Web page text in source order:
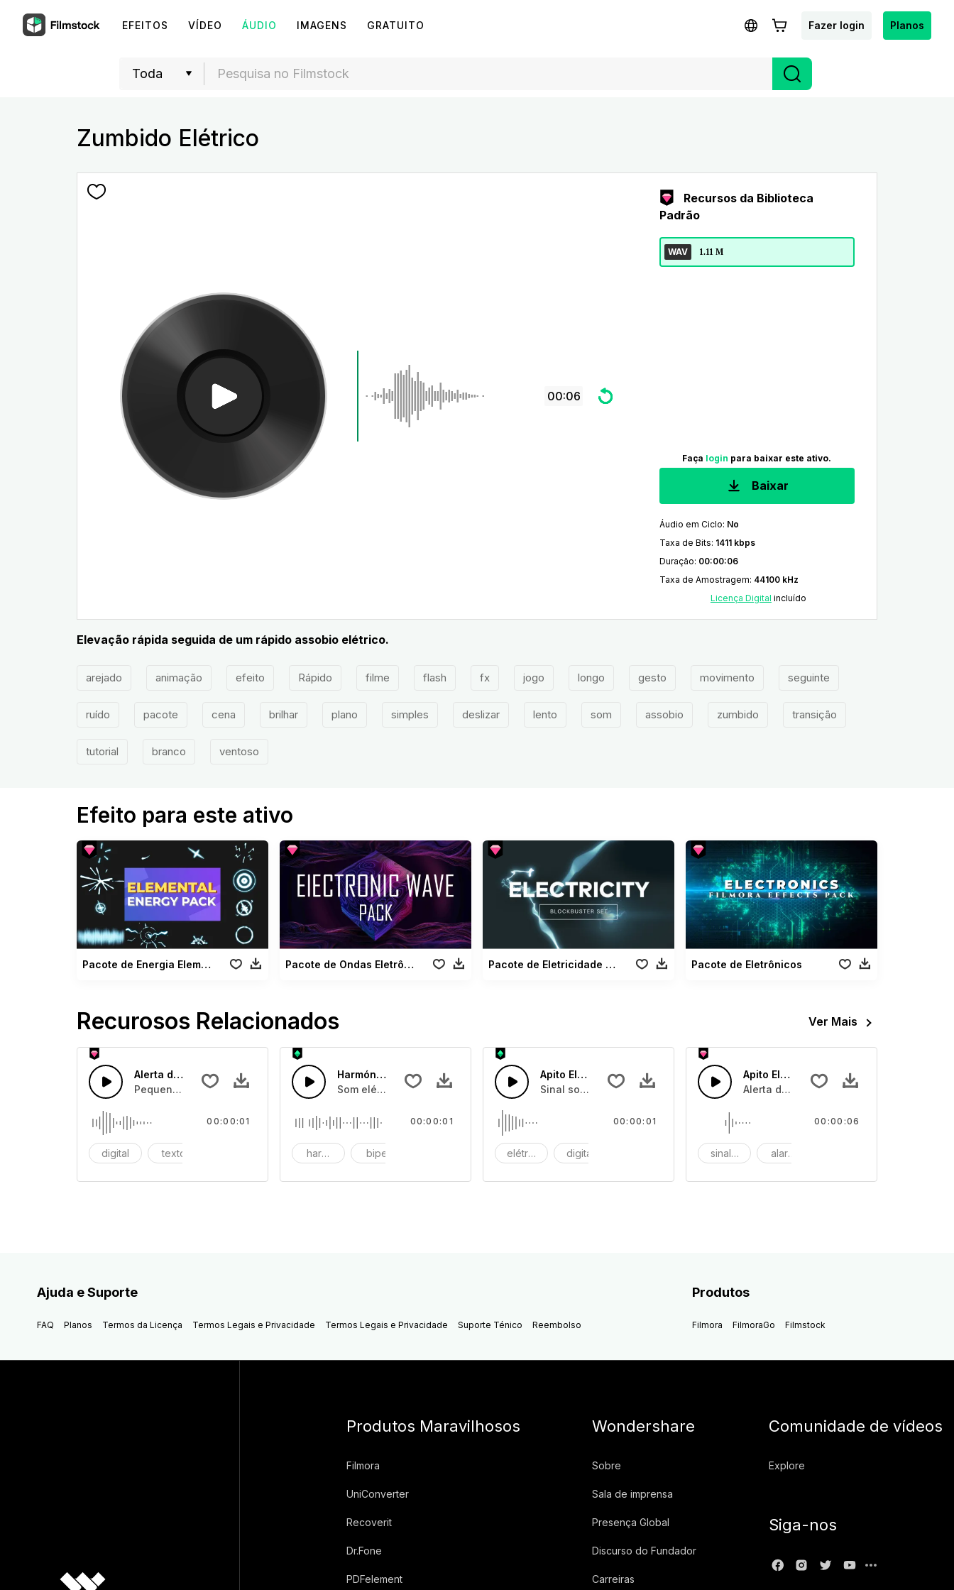
EFEITOS VÍDEO ÁUDIO IMAGENS GRATUITO Fazer login Planos
Zumbido Elétrico
00:06
Recursos da Biblioteca
Padrão
WAV 1.11 M
Faça login para baixar este ativo.
Baixar
Áudio em Ciclo: No
Taxa de Bits: 1411 kbps
Duração: 00:00:06
Taxa de Amostragem: 44100 kHz
Licença Digital incluído
Elevação rápida seguida de um rápido assobio elétrico.
arejado animação efeito Rápido filme flash fx jogo longo gesto movimento seguinte
ruído pacote cena brilhar plano simples deslizar lento som assobio zumbido transição
tutorial branco ventoso
Efeito para este ativo
Pacote de Energia Elementar Pacote de Ondas Eletrônicas Pacote de Eletricidade de Blockbuster Pacote de Eletrônicos
Recurosos Relacionados Ver Mais
Alerta de Texto Elétrico
Pequeno arquivo de texto digital sendo digitado automaticamente numa tela digital.
digital texto
00:00:01
Harmónica Elétrica
Som elétrico harmónico suave e súbtil criado com uma mesa de som elétrica.
harmónica bipe
00:00:01
Apito Elétrico
Sinal sonoro elétrico seguido de poeira elétrica.
elétrico digital
00:00:01
Apito Elétrico
Alerta de máquina elétrica tocando
sinal sonoro alarme
00:00:06
Ajuda e Suporte
FAQ Planos Termos da Licença Termos Legais e Privacidade Termos Legais e Privacidade Suporte Ténico Reembolso
Produtos
Filmora FilmoraGo Filmstock
Produtos Maravilhosos
Filmora
UniConverter
Recoverit
Dr.Fone
PDFelement
Wondershare
Sobre
Sala de imprensa
Presença Global
Discurso do Fundador
Carreiras
Comunidade de vídeos
Explore
Siga-nos